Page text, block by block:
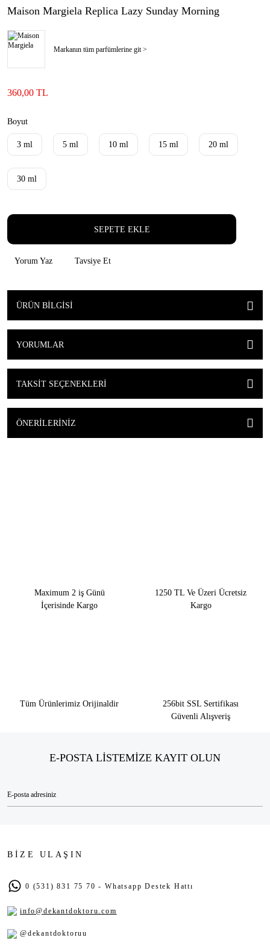
Maison Margiela Replica Lazy Sunday Morning
Markanın tüm parfümlerine git >
360,00 TL
Boyut
3 ml 5 ml 10 ml 15 ml 20 ml
30 ml
SEPETE EKLE
Yorum Yaz Tavsiye Et
ÜRÜN BILGISI
YORUMLAR
TAKSIT SEÇENEKLERI
ÖNERILERINIZ
Maximum 2 iş Günü
İçerisinde Kargo
1250 TL Ve Üzeri Ücretsiz
Kargo
Tüm Ürünlerimiz Orijinaldir
256bit SSL Sertifikası
Güvenli Alışveriş
E-POSTA LİSTEMİZE KAYIT OLUN
BİZE ULAŞIN
0 (531) 831 75 70 - Whatsapp Destek Hattı
info@dekantdoktoru.com
@dekantdoktoruu